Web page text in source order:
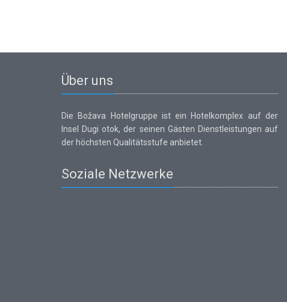
Über uns
Die Božava Hotelgruppe ist ein Hotelkomplex auf der
Insel Dugi otok, der seinen Gästen Dienstleistungen auf
der höchsten Qualitätsstufe anbietet.
Soziale Netzwerke